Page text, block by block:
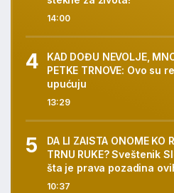
14:00
13:29
KAD DOĐU NEVOLJE,
PETKE TRNOVE: Ovo su
upućuju
10:37
DA LI ZAISTA ONOME KO
TRNU RUKE? Sveštenik
šta je prava pozadina